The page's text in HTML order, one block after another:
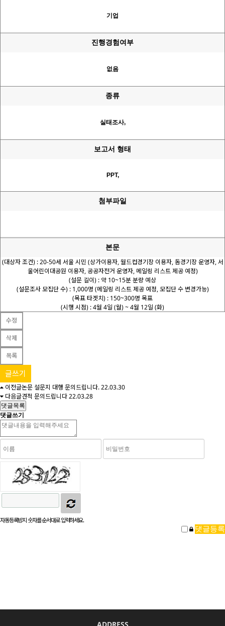
기업
진행경험여부
없음
종류
실태조사,
보고서 형태
PPT,
첨부파일
본문
(대상자 조건) : 20-50세 서울 시민 (상가이용자, 월드컵경기장 이용자, 돔경기장 운영자, 서
울어린이대공원 이용자, 공공자전거 운영자, 메일링 리스트 제공 예정)
(설문 길이) : 약 10~15분 분량 예상
(설문조사 모집단 수) : 1,000명 (메일링 리스트 제공 예정, 모집단 수 변경가능)
(목표 타겟치) : 150~300명 목표
(시행 시점) : 4월 4일 (월) ~ 4월 12일 (화)
수정
삭제
목록
글쓰기
이전글논문 설문지 대행 문의드립니다.22.03.30
다음글견적 문의드립니다22.03.28
댓글목록
댓글쓰기
자동등록방지 숫자를 순서대로 입력하세요.